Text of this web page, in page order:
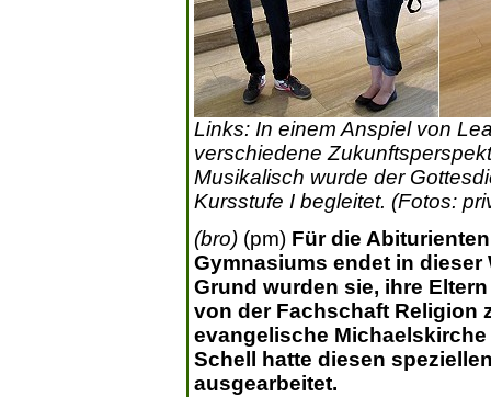
Links: In einem Anspiel von
verschiedene
Musikalisch wurde der
Kursstufe I begleitet. (Fotos:
(bro) (pm) Für die
Gymnasiums endet in
Grund wurden sie, ihre
von der Fachschaft Religion
evangelische
Schell hatte diesen
ausgearbeitet.